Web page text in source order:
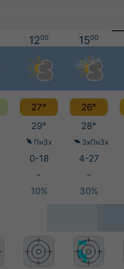
1200 1500
27° 26°
29° 28°
ПнЗх ЗхПнЗх
0-18 4-27
- -
10% 30%